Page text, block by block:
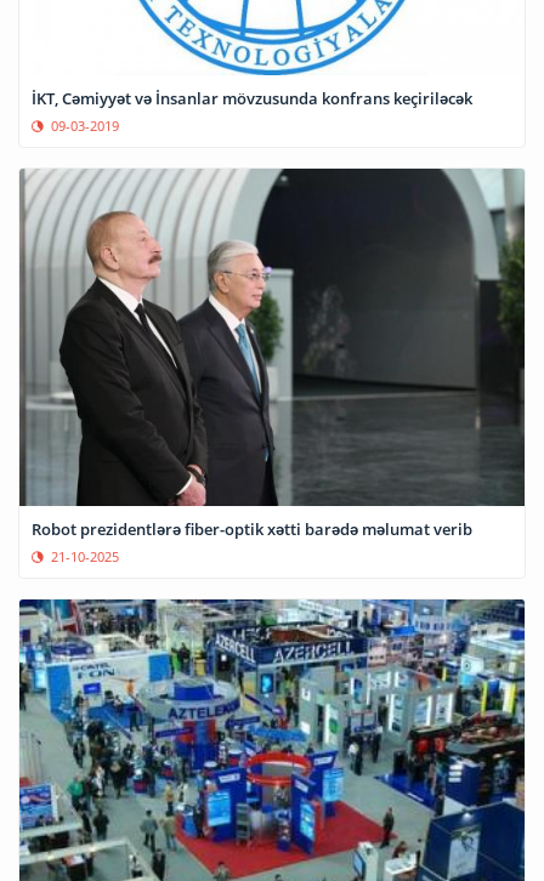
İKT, Cəmiyyət və İnsanlar mövzusunda konfrans keçiriləcək
09-03-2019
Robot prezidentlərə fiber-optik xətti barədə məlumat verib
21-10-2025